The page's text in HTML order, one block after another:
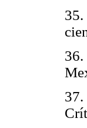
35.
36.
37.